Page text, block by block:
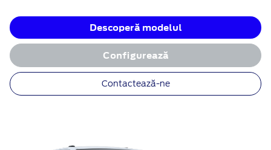
Descoperă modelul
Configurează
Contactează-ne